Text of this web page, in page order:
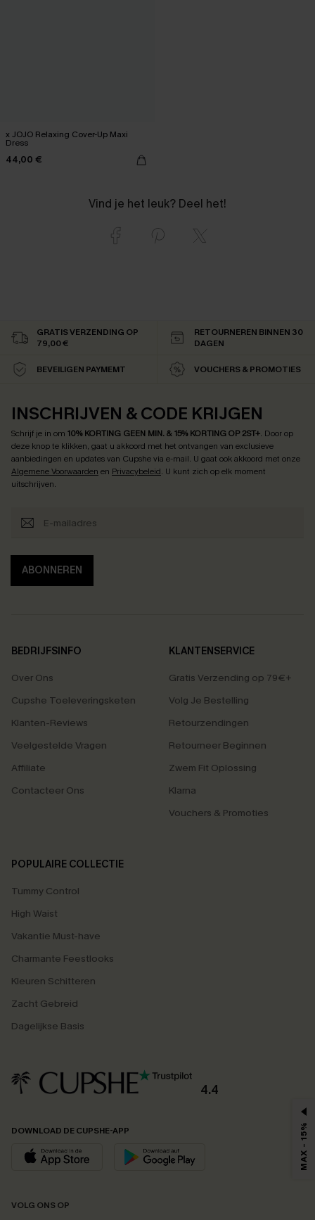
x JOJO Relaxing Cover-Up Maxi
Dress
44,00 €
Vind je het leuk? Deel het!
GRATIS VERZENDING OP
79,00 €
RETOURNEREN BINNEN 30
DAGEN
BEVEILIGEN PAYMEMT VOUCHERS & PROMOTIES
INSCHRIJVEN & CODE KRIJGEN
Schrijf je in om 10% KORTING GEEN MIN. & 15% KORTING OP 2ST+. Door op
deze knop te klikken, gaat u akkoord met het ontvangen van exclusieve
aanbiedingen en updates van Cupshe via e-mail. U gaat ook akkoord met onze
Algemene Voorwaarden en Privacybeleid. U kunt zich op elk moment
uitschrijven.
ABONNEREN
BEDRIJFSINFO
Over Ons
Cupshe Toeleveringsketen
Klanten-Reviews
Veelgestelde Vragen
Affiliate
Contacteer Ons
KLANTENSERVICE
Gratis Verzending op 79€+
Volg Je Bestelling
Retourzendingen
Retourneer Beginnen
Zwem Fit Oplossing
Klarna
Vouchers & Promoties
POPULAIRE COLLECTIE
Tummy Control
High Waist
Vakantie Must-have
Charmante Feestlooks
Kleuren Schitteren
Zacht Gebreid
Dagelijkse Basis
4.4
DOWNLOAD DE CUPSHE-APP
VOLG ONS OP
MAX - 15%